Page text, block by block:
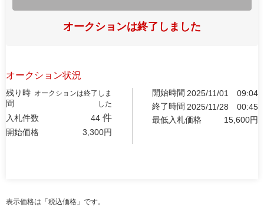
オークションは終了しました
オークション状況
残り時
間
オークションは終了しま
した
入札件数 44 件
開始価格 3,300円
開始時間 2025/11/01
09:04
終了時間 2025/11/28
00:45
最低入札価格
15,600円
表示価格は「税込価格」です。